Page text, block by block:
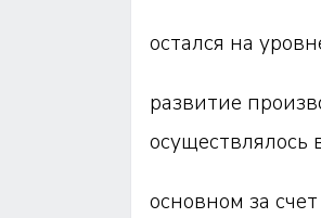
остался на
развитие
осуществлялось
основном за